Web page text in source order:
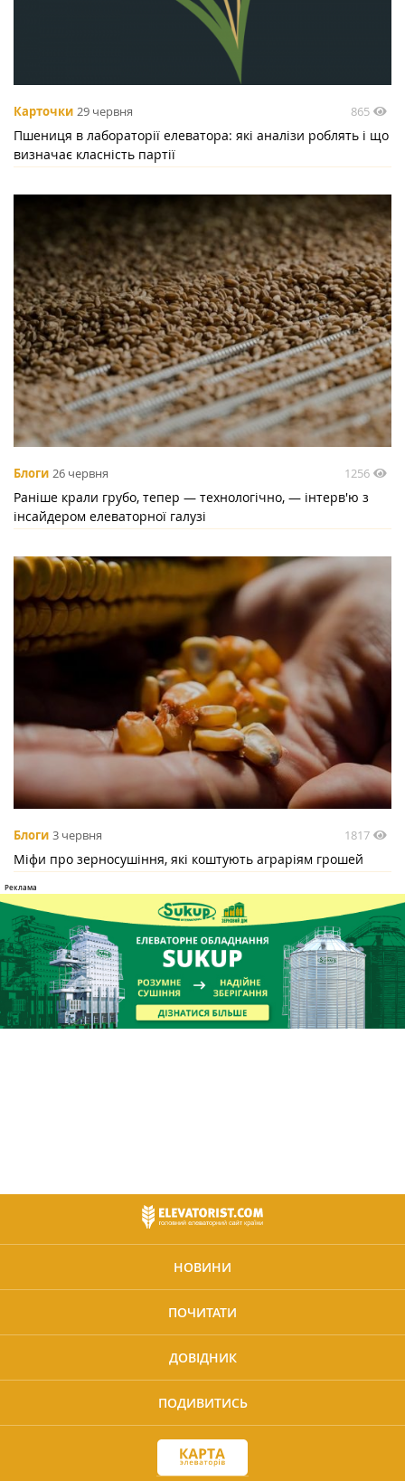
Карточки 29 червня 865
Пшениця в лабораторії елеватора: які аналізи роблять і що
визначає класність партії
Блоги 26 червня 1256
Раніше крали грубо, тепер — технологічно, — інтерв'ю з
інсайдером елеваторної галузі
Блоги 3 червня 1817
Міфи про зерносушіння, які коштують аграріям грошей
НОВИНИ
ПОЧИТАТИ
ДОВІДНИК
ПОДИВИТИСЬ